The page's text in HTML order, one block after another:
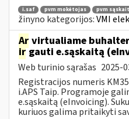
i.saf pvm mokėtojas pvm
žinyno kategorijos:VMI
Ar virtualiame
irgauti e.sąskaitą
Web turinio sąrašas 2025-
Registracijos numeris
i.APS Taip. Programoje
e.sąskaitą (eInvoicing).
kuriuos galima pritaikyti